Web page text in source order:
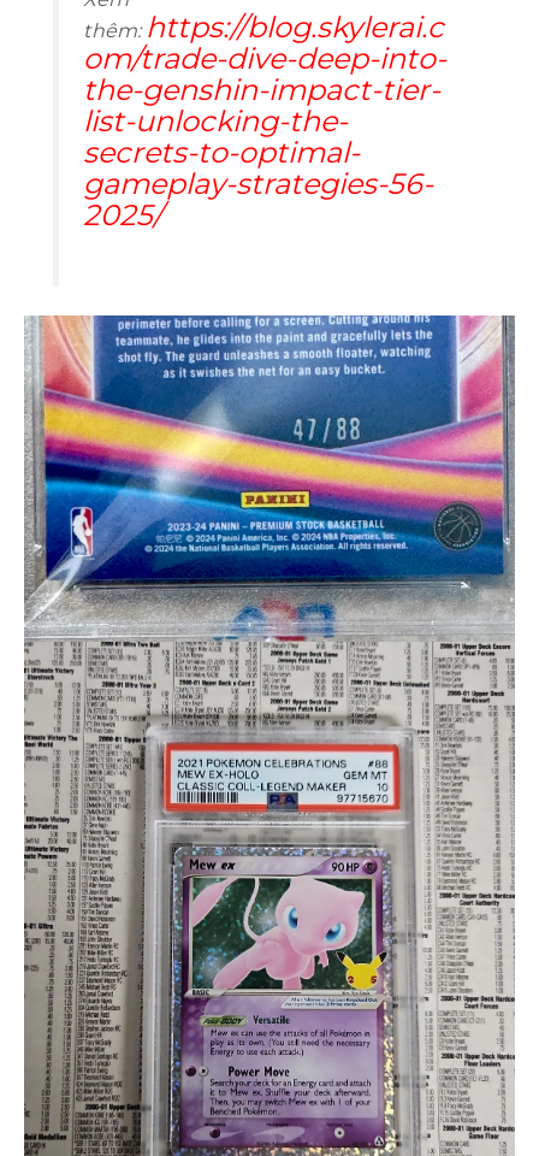
thêm: https://blog.skylerai.c
om/trade-dive-deep-into-
the-genshin-impact-tier-
list-unlocking-the-
secrets-to-optimal-
gameplay-strategies-56-
2025/